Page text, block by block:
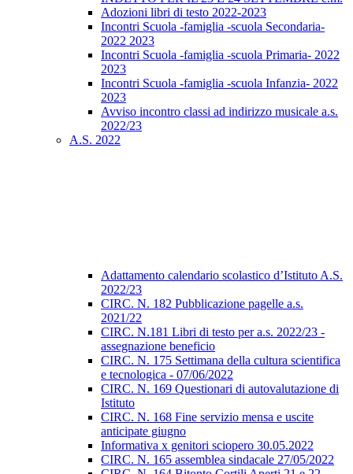
Adozioni libri di testo 2022-2023
Incontri Scuola -famiglia -scuola Secondaria-
2022 2023
Incontri Scuola -famiglia -scuola Primaria- 2022
2023
Incontri Scuola -famiglia -scuola Infanzia- 2022
2023
Avviso incontro classi ad indirizzo musicale a.s.
2022/23
A.S. 2022
Adattamento calendario scolastico d’Istituto A.S.
2022/23
CIRC. N. 182 Pubblicazione pagelle a.s.
2021/22
CIRC. N.181 Libri di testo per a.s. 2022/23 -
assegnazione beneficio
CIRC. N. 175 Settimana della cultura scientifica
e tecnologica - 07/06/2022
CIRC. N. 169 Questionari di autovalutazione di
Istituto
CIRC. N. 168 Fine servizio mensa e uscite
anticipate giugno
Informativa x genitori sciopero 30.05.2022
CIRC. N. 165 assemblea sindacale 27/05/2022